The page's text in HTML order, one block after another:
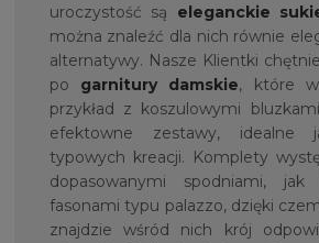
uroczystość są eleganckie
można znaleźć dla nich równie
alternatywy. Nasze Klientki
po garnitury damskie, które w
przykład z koszulowymi
efektowne zestawy, idealne
typowych kreacji. Komplety
dopasowanymi spodniami,
fasonami typu palazzo, dzięki
znajdzie wśród nich krój